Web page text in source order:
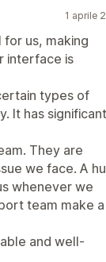
1 aprile
us, making
interface is
types of
It has
They are
we face. A
whenever we
team make a
and well-